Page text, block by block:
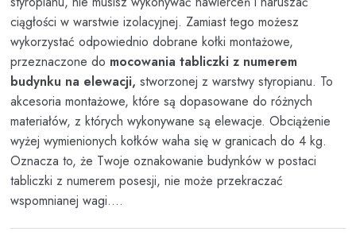
ciągłości w warstwie izolacyjnej. Zamiast tego możesz
wykorzystać odpowiednio dobrane kołki montażowe,
przeznaczone do mocowania tabliczki z numerem
budynku na elewacji,stworzonej z warstwy styropianu. To
akcesoria montażowe, które są dopasowane do różnych
materiałów, z których wykonywane są elewacje. Obciążenie
wyżej wymienionych kołków waha się w granicach do 4 kg.
Oznacza to, że Twoje oznakowanie budynków w postaci
tabliczki z numerem posesji, nie może przekraczać
wspomnianej wagi....